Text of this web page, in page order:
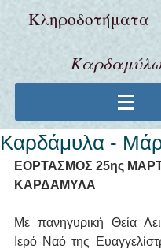
Κληροδoτήματα
Καρδάμυλα -
ΕΟΡΤΑΣΜΟΣ 25ης
ΚΑΡΔΑΜΥΛΑ
Με πανηγυρική Θεία
Ιερό Ναό της